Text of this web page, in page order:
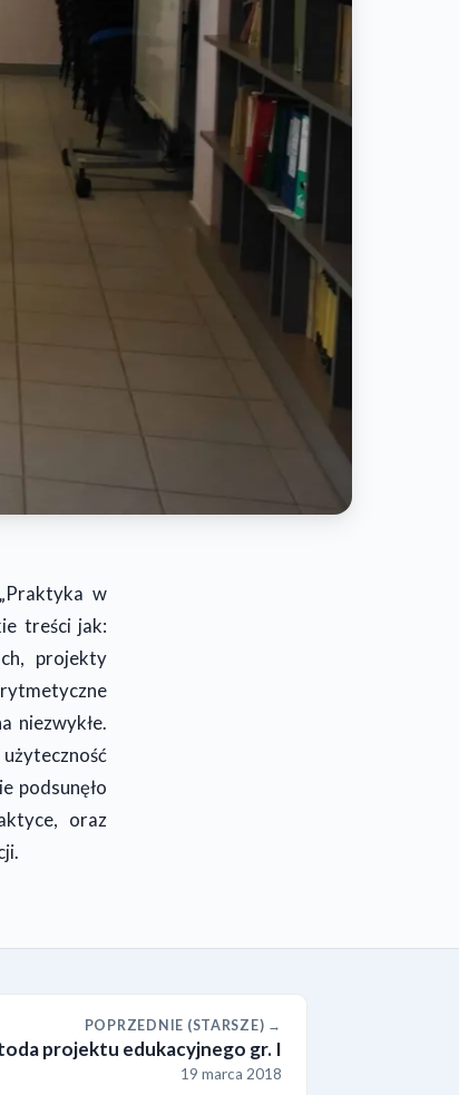
w
treści jak:
projekty
niezwykłe.
podsunęło
oraz
POPRZEDNIE (STARSZE) →
projektu edukacyjnego gr. I
19 marca 2018